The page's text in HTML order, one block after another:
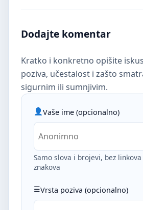
Dodajte komentar
Kratko i konkretno opišite
poziva, učestalost i zašto
sigurnim ili sumnjivim.
Vaše ime (opcionalno)
Samo slova i brojevi, bez
znakova
Vrsta poziva (opcionalno)